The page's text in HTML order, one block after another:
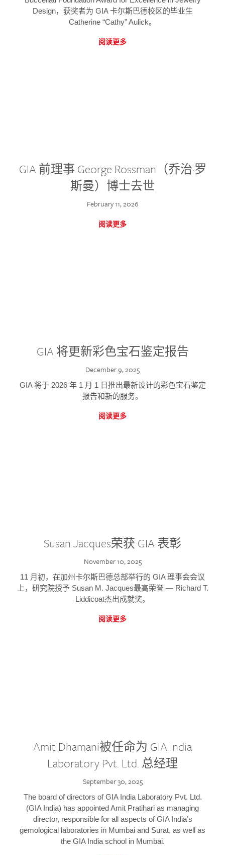
Design，获奖者为 GIA 卡尔斯巴德校区的毕业生
Catherine “Cathy” Aulick。
阅读更多
GIA 前理事 George Rossman（乔治·罗
斯曼）博士去世
February 11, 2026
阅读更多
GIA 将更新彩色宝石鉴定报告
December 9, 2025
GIA 将于 2026 年 1 月 1 日推出最新设计的彩色宝石鉴定
报告和新的服务。
阅读更多
Susan Jacques荣获 GIA 表彰
November 10, 2025
11 月初，在加州卡尔斯巴德总部举行的 GIA 理事会会议
上，研究院授予 Susan M. Jacques最高荣誉 — Richard T.
Liddicoat杰出成就奖。
阅读更多
Amit Dhamani被任命为 GIA India
Laboratory Pvt. Ltd. 总经理
September 30, 2025
The board of directors of GIA India Laboratory Pvt. Ltd.
(GIA India) has appointed Amit Pratihari as managing
director, responsible for all aspects of GIA India’s
gemological laboratories in Mumbai and Surat, as well as
the GIA India school in Mumbai.